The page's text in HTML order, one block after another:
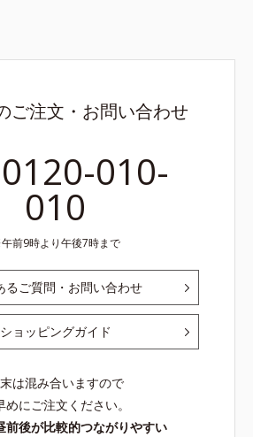
ご注文・お問い合わせ
0120-010-
010
午前9時より午後7時まで
るご質問・お問い合わせ
ショッピングガイド
は混み合いますので
めにご注文ください。
前後が比較的つながりやすい